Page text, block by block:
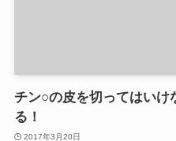
チン○の皮を切ってはいけ
る！
2017年3月20日